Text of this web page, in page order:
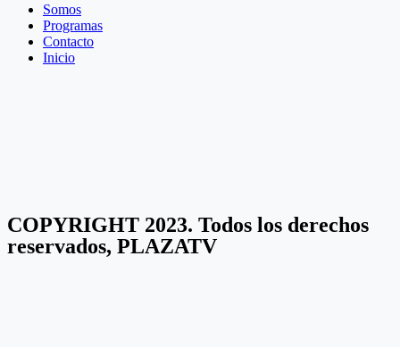
Somos
Programas
Contacto
Inicio
COPYRIGHT 2023. Todos los derechos
reservados, PLAZATV